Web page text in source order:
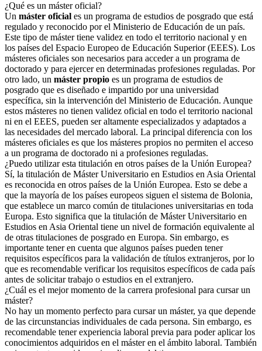
¿Qué es un máster oficial?
Un máster oficial es un programa de estudios de posgrado que está
regulado y reconocido por el Ministerio de Educación de un país.
Este tipo de máster tiene validez en todo el territorio nacional y en
los países del Espacio Europeo de Educación Superior (EEES). Los
másteres oficiales son necesarios para acceder a un programa de
doctorado y para ejercer en determinadas profesiones reguladas. Por
otro lado, un máster propio es un programa de estudios de
posgrado que es diseñado e impartido por una universidad
específica, sin la intervención del Ministerio de Educación. Aunque
estos másteres no tienen validez oficial en todo el territorio nacional
ni en el EEES, pueden ser altamente especializados y adaptados a
las necesidades del mercado laboral. La principal diferencia con los
másteres oficiales es que los másteres propios no permiten el acceso
a un programa de doctorado ni a profesiones reguladas.
¿Puedo utilizar esta titulación en otros países de la Unión Europea?
Sí, la titulación de Máster Universitario en Estudios en Asia Oriental
es reconocida en otros países de la Unión Europea. Esto se debe a
que la mayoría de los países europeos siguen el sistema de Bolonia,
que establece un marco común de titulaciones universitarias en toda
Europa. Esto significa que la titulación de Máster Universitario en
Estudios en Asia Oriental tiene un nivel de formación equivalente al
de otras titulaciones de posgrado en Europa. Sin embargo, es
importante tener en cuenta que algunos países pueden tener
requisitos específicos para la validación de títulos extranjeros, por lo
que es recomendable verificar los requisitos específicos de cada país
antes de solicitar trabajo o estudios en el extranjero.
¿Cuál es el mejor momento de la carrera profesional para cursar un
máster?
No hay un momento perfecto para cursar un máster, ya que depende
de las circunstancias individuales de cada persona. Sin embargo, es
recomendable tener experiencia laboral previa para poder aplicar los
conocimientos adquiridos en el máster en el ámbito laboral. También